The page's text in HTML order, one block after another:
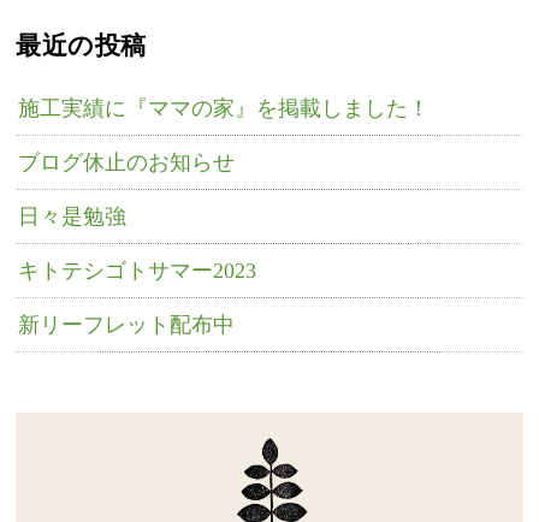
最近の投稿
施工実績に『ママの家』を掲載しました！
ブログ休止のお知らせ
日々是勉強
キトテシゴトサマー2023
新リーフレット配布中